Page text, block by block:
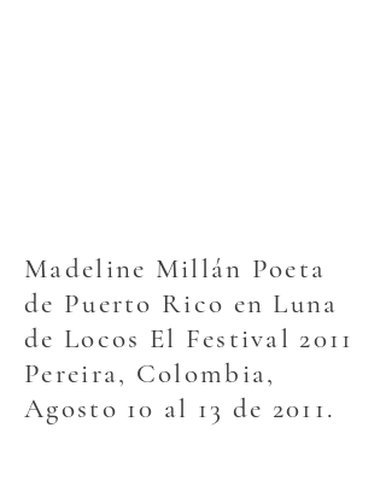
Madeline Millán Poeta
de Puerto Rico en Luna
de Locos El Festival 2011
Pereira, Colombia,
Agosto 10 al 13 de 2011.